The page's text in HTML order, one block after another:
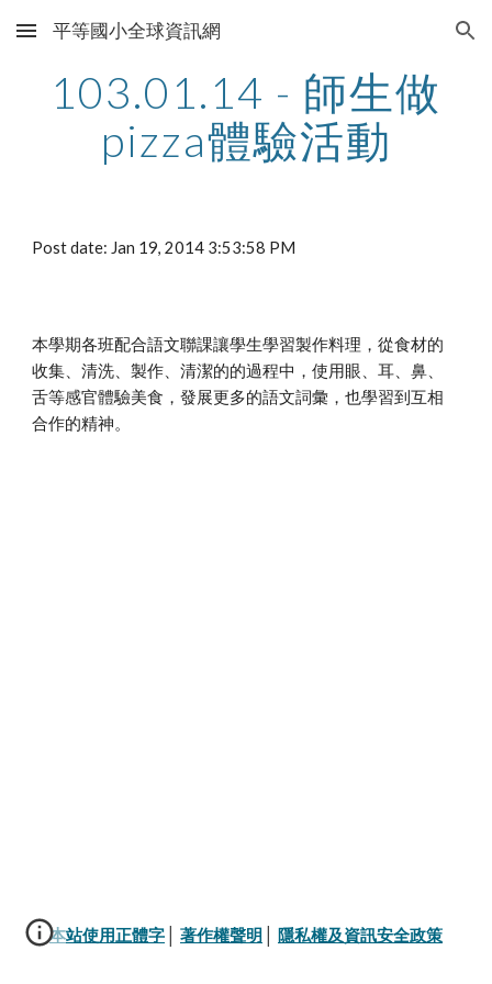
Skip to main content Skip to navigation
平等國小全球資訊網
103.01.14 - 師生做
pizza體驗活動
Post date: Jan 19, 2014 3:53:58 PM
本學期各班配合語文聯課讓學生學習製作料理，從食材的
收集、清洗、製作、清潔的的過程中，使用眼、耳、鼻、
舌等感官體驗美食，發展更多的語文詞彙，也學習到互相
合作的精神。
本站使用正體字 著作權聲明 隱私權及資訊安全政策